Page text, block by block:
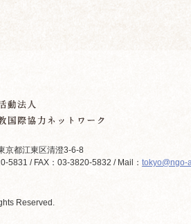
京都江東区清澄3-6-8
5831 / FAX：03-3820-5832 / Mail： tokyo@ngo-
Reserved.